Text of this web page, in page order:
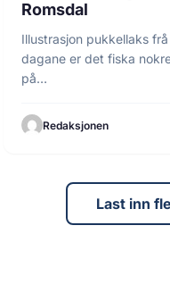
Romsdal
Illustrasjon pukkellaks
dagane er det fiska
på…
Redaksjonen
Last inn